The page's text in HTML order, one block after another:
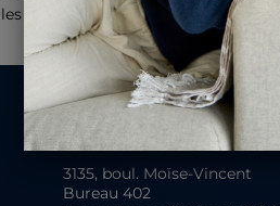
jours, telle qu’une marche rapide
3135, boul. Moïse-Vincent
Bureau 402